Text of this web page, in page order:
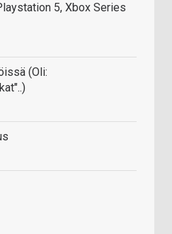
5, Xbox Series
(Oli: